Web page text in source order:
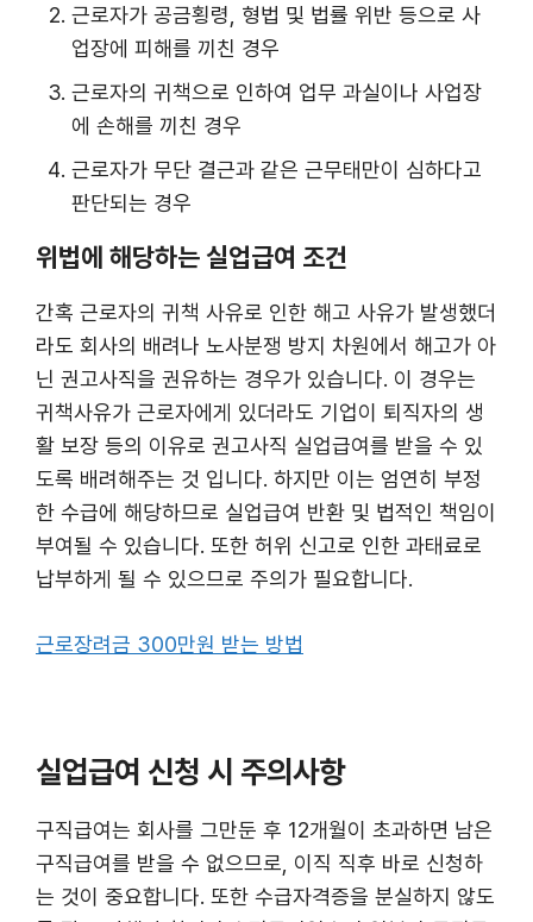
근로자가 공금횡령, 형법 및 법률 위반 등으로 사
업장에 피해를 끼친 경우
근로자의 귀책으로 인하여 업무 과실이나 사업장
에 손해를 끼친 경우
근로자가 무단 결근과 같은 근무태만이 심하다고
판단되는 경우
위법에 해당하는 실업급여 조건
간혹 근로자의 귀책 사유로 인한 해고 사유가 발생했더
라도 회사의 배려나 노사분쟁 방지 차원에서 해고가 아
닌 권고사직을 권유하는 경우가 있습니다. 이 경우는
귀책사유가 근로자에게 있더라도 기업이 퇴직자의 생
활 보장 등의 이유로 권고사직 실업급여를 받을 수 있
도록 배려해주는 것 입니다. 하지만 이는 엄연히 부정
한 수급에 해당하므로 실업급여 반환 및 법적인 책임이
부여될 수 있습니다. 또한 허위 신고로 인한 과태료로
납부하게 될 수 있으므로 주의가 필요합니다.
근로장려금 300만원 받는 방법
실업급여 신청 시 주의사항
구직급여는 회사를 그만둔 후 12개월이 초과하면 남은
구직급여를 받을 수 없으므로, 이직 직후 바로 신청하
는 것이 중요합니다​​. 또한 수급자격증을 분실하지 않도